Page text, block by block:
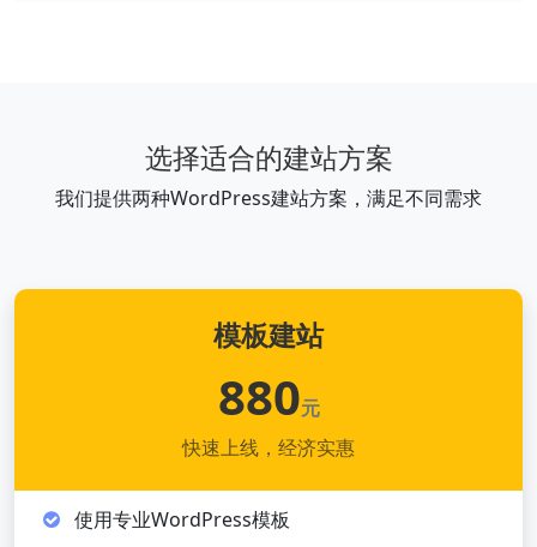
选择适合的建站方案
我们提供两种WordPress建站方案，满足不同需求
模板建站
880元
快速上线，经济实惠
使用专业WordPress模板